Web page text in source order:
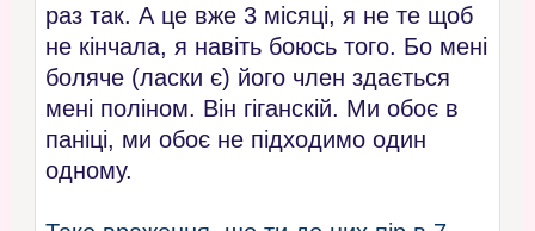
раз так. А це вже 3 місяці, я не те щоб
не кінчала, я навіть боюсь того. Бо мені
боляче (ласки є) його член здається
мені поліном. Він гіганскій. Ми обоє в
паніці, ми обоє не підходимо один
одному.